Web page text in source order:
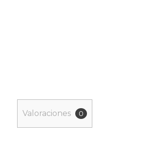
Valoraciones 0